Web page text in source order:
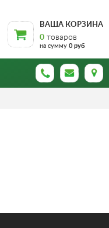
ВАША КОРЗИНА
0 товаров
на сумму 0 руб